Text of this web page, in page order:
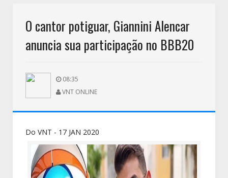
O cantor potiguar, Giannini Alencar
anuncia sua participação no BBB20
08:35
VNT ONLINE
Do VNT - 17 JAN 2020